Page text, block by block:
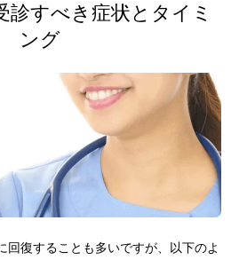
診すべき症状とタイミ
ング
回復することも多いですが、以下のよ